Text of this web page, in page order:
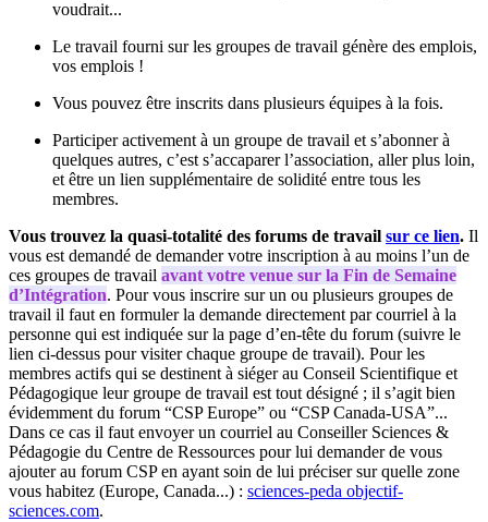
voudrait...
Le travail fourni sur les groupes de travail génère des emplois,
vos emplois !
Vous pouvez être inscrits dans plusieurs équipes à la fois.
Participer activement à un groupe de travail et s’abonner à
quelques autres, c’est s’accaparer l’association, aller plus loin,
et être un lien supplémentaire de solidité entre tous les
membres.
Vous trouvez la quasi-totalité des forums de travail sur ce lien. Il
vous est demandé de demander votre inscription à au moins l’un de
ces groupes de travail avant votre venue sur la Fin de Semaine
d’Intégration. Pour vous inscrire sur un ou plusieurs groupes de
travail il faut en formuler la demande directement par courriel à la
personne qui est indiquée sur la page d’en-tête du forum (suivre le
lien ci-dessus pour visiter chaque groupe de travail). Pour les
membres actifs qui se destinent à siéger au Conseil Scientifique et
Pédagogique leur groupe de travail est tout désigné ; il s’agit bien
évidemment du forum “CSP Europe” ou “CSP Canada-USA”...
Dans ce cas il faut envoyer un courriel au Conseiller Sciences &
Pédagogie du Centre de Ressources pour lui demander de vous
ajouter au forum CSP en ayant soin de lui préciser sur quelle zone
vous habitez (Europe, Canada...) : sciences-peda objectif-
sciences.com.